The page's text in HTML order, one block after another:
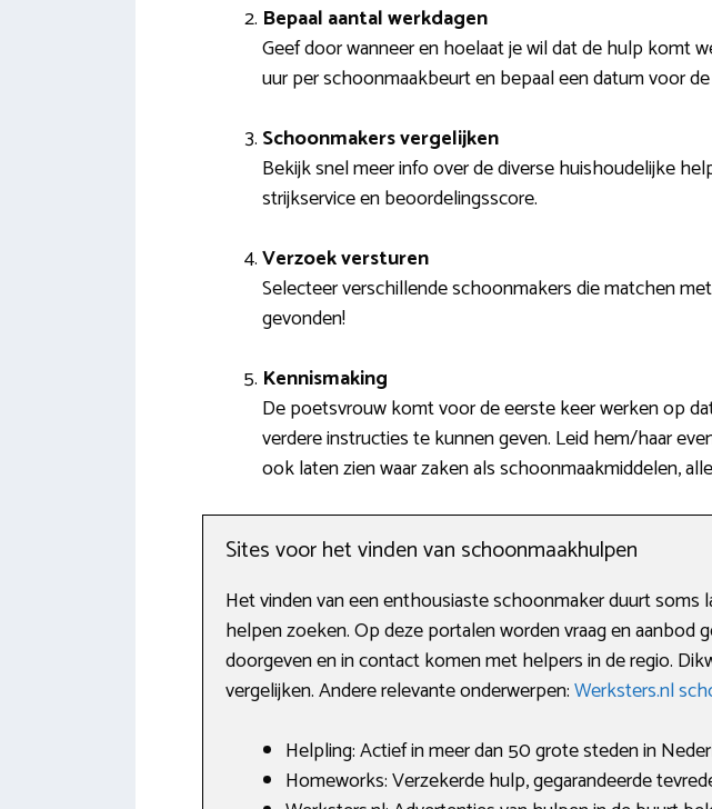
Bepaal aantal werkdagen
Geef door wanneer en hoelaat je wil dat de hulp komt
uur per schoonmaakbeurt en bepaal een datum voor
Schoonmakers vergelijken
Bekijk snel meer info over de diverse huishoudelijke
strijkservice en beoordelingsscore.
Verzoek versturen
Selecteer verschillende schoonmakers die matchen
gevonden!
Kennismaking
De poetsvrouw komt voor de eerste keer werken op
verdere instructies te kunnen geven. Leid hem/haar
ook laten zien waar zaken als schoonmaakmiddelen,
Sites voor het vinden van schoonmaakhulpen
Het vinden van een enthousiaste schoonmaker duurt soms
helpen zoeken. Op deze portalen worden vraag en
doorgeven en in contact komen met helpers in de regio.
vergelijken. Andere relevante onderwerpen:Werksters.nl
Helpling: Actief in meer dan 50 grote steden in
Homeworks: Verzekerde hulp, gegarandeerde